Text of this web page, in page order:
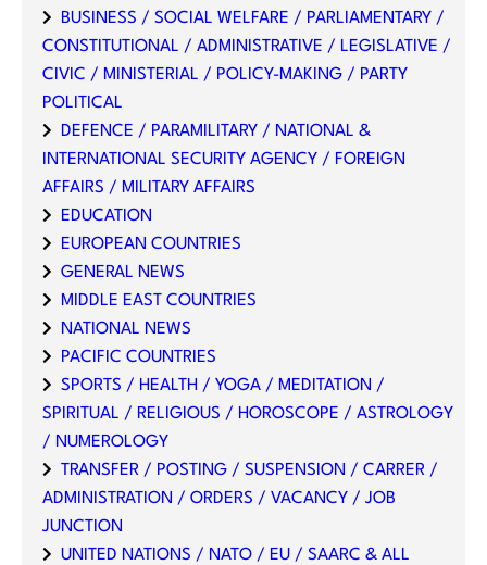
BUSINESS / SOCIAL WELFARE / PARLIAMENTARY /
CONSTITUTIONAL / ADMINISTRATIVE / LEGISLATIVE /
CIVIC / MINISTERIAL / POLICY-MAKING / PARTY
POLITICAL
DEFENCE / PARAMILITARY / NATIONAL &
INTERNATIONAL SECURITY AGENCY / FOREIGN
AFFAIRS / MILITARY AFFAIRS
EDUCATION
EUROPEAN COUNTRIES
GENERAL NEWS
MIDDLE EAST COUNTRIES
NATIONAL NEWS
PACIFIC COUNTRIES
SPORTS / HEALTH / YOGA / MEDITATION /
SPIRITUAL / RELIGIOUS / HOROSCOPE / ASTROLOGY
/ NUMEROLOGY
TRANSFER / POSTING / SUSPENSION / CARRER /
ADMINISTRATION / ORDERS / VACANCY / JOB
JUNCTION
UNITED NATIONS / NATO / EU / SAARC & ALL